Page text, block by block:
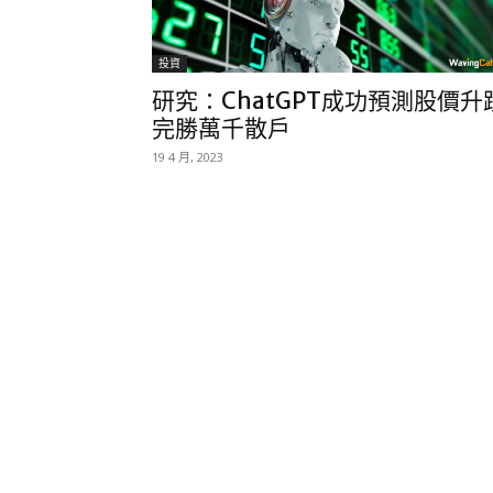
投資
研究：ChatGPT成功預測股價升
完勝萬千散戶
19 4 月, 2023